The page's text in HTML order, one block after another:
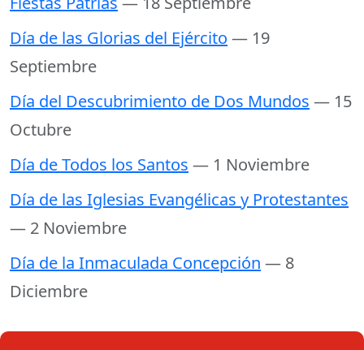
Día de las Glorias del Ejército — 19
Septiembre
Día del Descubrimiento de Dos Mundos — 15
Octubre
Día de Todos los Santos — 1 Noviembre
Día de las Iglesias Evangélicas y Protestantes
— 2 Noviembre
Día de la Inmaculada Concepción — 8
Diciembre